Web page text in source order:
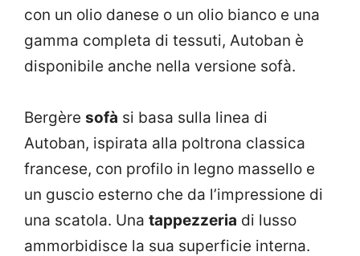
con un olio danese o un olio bianco e una
gamma completa di tessuti, Autoban è
disponibile anche nella versione sofà.
Bergère sofà si basa sulla linea di
Autoban, ispirata alla poltrona classica
francese, con profilo in legno massello e
un guscio esterno che da l’impressione di
una scatola. Una tappezzeria di lusso
ammorbidisce la sua superficie interna.